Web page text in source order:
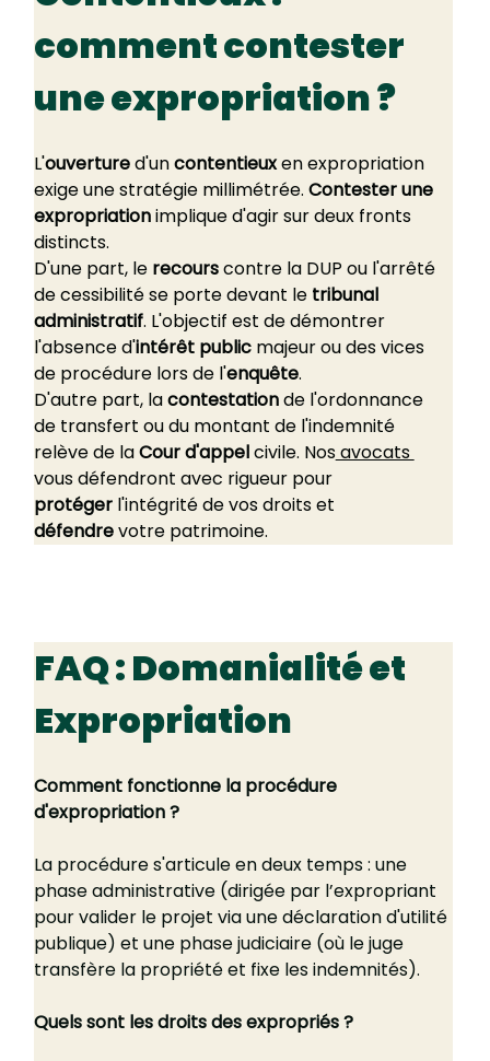
comment contester
une expropriation ?
L'ouverture d'un contentieux en expropriation
exige une stratégie millimétrée. Contester une
expropriation implique d'agir sur deux fronts
distincts.
D'une part, le recours contre la DUP ou l'arrêté
de cessibilité se porte devant le tribunal
administratif. L'objectif est de démontrer
l'absence d'intérêt public majeur ou des vices
de procédure lors de l'enquête.
D'autre part, la contestation de l'ordonnance
de transfert ou du montant de l'indemnité
relève de la Cour d'appel civile. Nos avocats
vous défendront avec rigueur pour
protéger l'intégrité de vos droits et
défendre votre patrimoine.
FAQ : Domanialité et
Expropriation
Comment fonctionne la procédure
d'expropriation ?
La procédure s'articule en deux temps : une
phase administrative (dirigée par l’expropriant
pour valider le projet via une déclaration d'utilité
publique) et une phase judiciaire (où le juge
transfère la propriété et fixe les indemnités).
Quels sont les droits des expropriés ?